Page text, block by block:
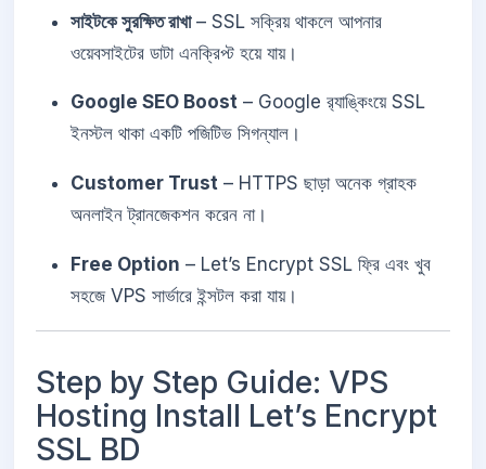
সাইটকে সুরক্ষিত রাখা– SSL সক্রিয় থাকলে আপনার
ওয়েবসাইটের ডাটা এনক্রিপ্ট হয়ে যায়।
Google SEO Boost – Google র‍্যাঙ্কিংয়ে SSL
ইনস্টল থাকা একটি পজিটিভ সিগন্যাল।
Customer Trust – HTTPS ছাড়া অনেক গ্রাহক
অনলাইন ট্রানজেকশন করেন না।
Free Option – Let’s Encrypt SSL ফ্রি এবং খুব
সহজে VPS সার্ভারে ইন্সটল করা যায়।
Step by Step Guide: VPS
Hosting Install Let’s Encrypt
SSL BD